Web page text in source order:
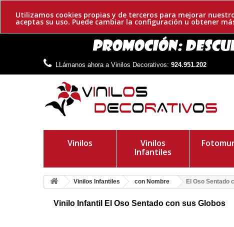
Utilizamos cookies propias y de terceros para mejorar
aceptas su uso. Puede cambiar la configuración u obtener
LLámanos ahora a Vinilos Decorativos: 924.951.202
Vinilos
Vinilos
Infantiles
Vinilos Infantiles con Nombre El Oso Sentado
Vinilo Infantil El Oso Sentado con sus Globos